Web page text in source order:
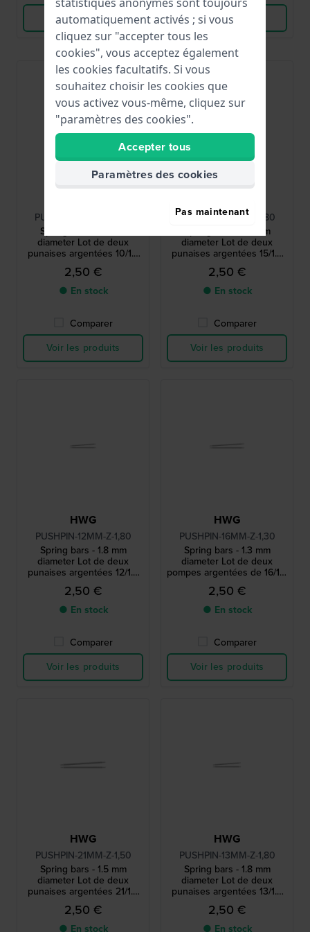
Voir les produits
Voir les produits
PUSHPIN-10MM-Z-1,50
Spring bars - 1.5 mm
diameter Lot de deux
punaises argentées 10/1.5
mm
2,50 €
● En stock
Comparer
Voir les produits
PUSHPIN-15MM-Z-1,80
Spring bars - 1.8 mm
diameter Lot de deux
punaises argentées 15/1.8
mm
2,50 €
● En stock
Comparer
Voir les produits
HWG
PUSHPIN-12MM-Z-1,80
Spring bars - 1.8 mm
diameter Lot de deux
punaises argentées 12/1.8
mm
2,50 €
● En stock
Comparer
Voir les produits
HWG
PUSHPIN-16MM-Z-1,30
Spring bars - 1.3 mm
diameter Lot de deux
pompes argentées de 16/1,3
mm.
2,50 €
● En stock
Comparer
Voir les produits
HWG
PUSHPIN-21MM-Z-1,50
Spring bars - 1.5 mm
diameter Lot de deux
punaises argentées 21/1.5
mm
2,50 €
● En stock
HWG
PUSHPIN-13MM-Z-1,80
Spring bars - 1.8 mm
diameter Lot de deux
punaises argentées 13/1.8
mm
2,50 €
● En stock
automatiquement activés ; si vous
cliquez sur "accepter tous les
cookies", vous acceptez également
les cookies facultatifs. Si vous
souhaitez choisir les cookies que
vous activez vous-même, cliquez sur
"paramètres des cookies".
Accepter tous
Paramètres des cookies
Pas maintenant